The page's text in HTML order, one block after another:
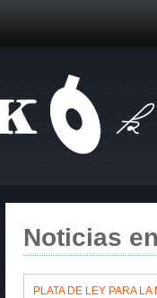
Noticias
PLATA DE LEY PARA LA